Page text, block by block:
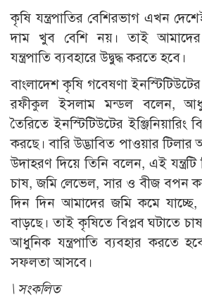
কৃষি যন্ত্রপাতির বেশিরভাগ এখন
দাম খুব বেশি নয়। তাই
যন্ত্রপাতি ব্যবহারে উদ্বুদ্ধ করতে হবে।
বাংলাদেশ কৃষি গবেষণা
রফীকুল ইসলাম মন্ডল বলেন,
তৈরিতে ইনস্টিটিউটের ইঞ্জিনিয়ারিং
করছে। বারি উদ্ভাবিত পাওয়ার
উদাহরণ দিয়ে তিনি বলেন, এই
চাষ, জমি লেভেল, সার ও বীজ বপন
দিন দিন আমাদের জমি কমে যাচ্ছে,
বাড়ছে। তাই কৃষিতে বিপ্লব ঘটাতে
আধুনিক যন্ত্রপাতি ব্যবহার করতে
সফলতা আসবে।
\ সংকলিত